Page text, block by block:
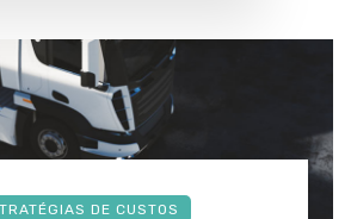
DE CUSTOS